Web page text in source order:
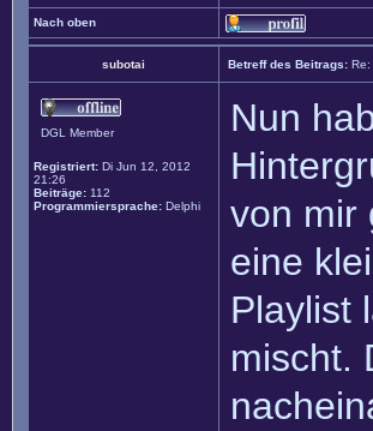
Nach oben
subotai Betreff des Beitrags: Re:
DGL Member
Registriert: Di Jun 12, 2012
21:26
Beiträge: 112
Programmiersprache: Delphi
Nun
von mir
eine
Playlist
mischt.